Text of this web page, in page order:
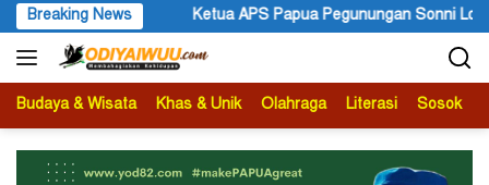
Langsung
ke
konten
Breaking News
Pegunungan Sonni Lokobal: Kalau Mau KPK Audit Dana Otsus
Budaya & Wisata Khas & Unik Olahraga Literasi Sosok